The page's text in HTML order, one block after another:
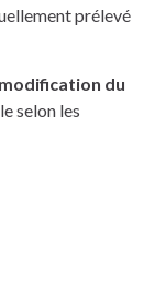
prélevé
modification du
selon les